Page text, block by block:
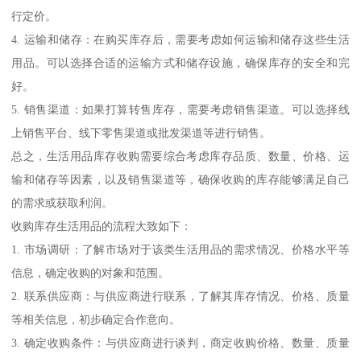
行定价。
4. 运输和储存：在购买库存后，需要考虑如何运输和储存这些生活
用品。可以选择合适的运输方式和储存设施，确保库存的安全和完
好。
5. 销售渠道：如果打算转售库存，需要考虑销售渠道。可以选择线
上销售平台、线下零售渠道或批发渠道等进行销售。
总之，生活用品库存收购需要综合考虑库存品质、数量、价格、运
输和储存等因素，以及销售渠道等，确保收购的库存能够满足自己
的需求或获取利润。
收购库存生活用品的流程大致如下：
1. 市场调研：了解市场对于该类生活用品的需求情况、价格水平等
信息，确定收购的对象和范围。
2. 联系供应商：与供应商进行联系，了解其库存情况、价格、质量
等相关信息，初步确定合作意向。
3. 确定收购条件：与供应商进行谈判，商定收购价格、数量、质量